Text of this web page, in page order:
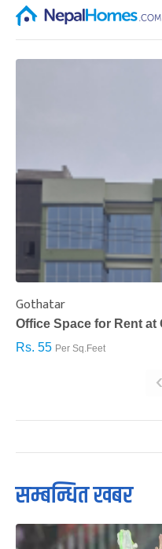
Gothatar
Office Space for Rent at
Rs. 55 Per Sq.Feet
‹
सम्बन्धित खबर